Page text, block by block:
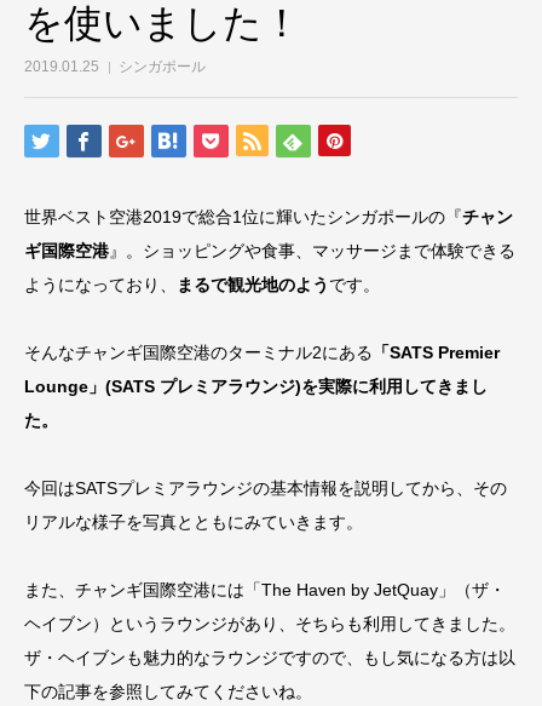
を使いました！
2019.01.25 シンガポール
世界ベスト空港2019で総合1位に輝いたシンガポールの『チャン
ギ国際空港』。ショッピングや食事、マッサージまで体験できる
ようになっており、
まるで観光地のよう です。
そんなチャンギ国際空港のターミナル2にある 「SATS Premier
Lounge」(SATS プレミアラウンジ)を実際に利用してきまし
た。
今回はSATSプレミアラウンジの基本情報を説明してから、その
リアルな様子を写真とともにみていきます。
また、チャンギ国際空港には「The Haven by JetQuay」（ザ・
ヘイブン）というラウンジがあり、そちらも利用してきました。
ザ・ヘイブンも魅力的なラウンジですので、もし気になる方は以
下の記事を参照してみてくださいね。